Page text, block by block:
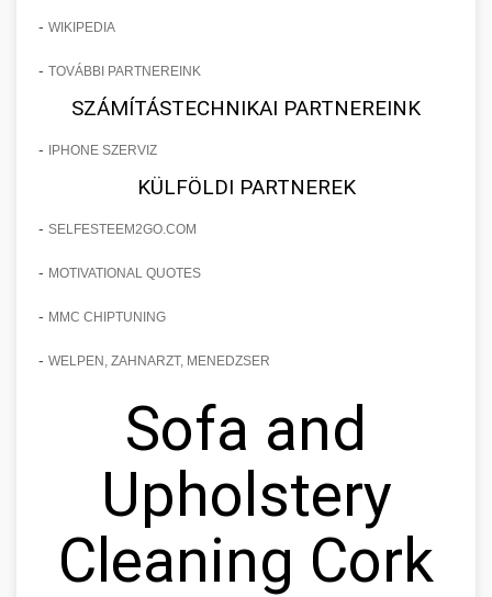
- WIKIPEDIA
- TOVÁBBI PARTNEREINK
SZÁMÍTÁSTECHNIKAI PARTNEREINK
- IPHONE SZERVIZ
KÜLFÖLDI PARTNEREK
- SELFESTEEM2GO.COM
- MOTIVATIONAL QUOTES
- MMC CHIPTUNING
- WELPEN, ZAHNARZT, MENEDZSER
Sofa and
Upholstery
Cleaning Cork